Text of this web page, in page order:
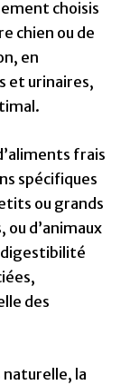
choisis
chien ou de
en
et urinaires,
frais
spécifiques
ou grands
ou d’animaux
digestibilité
des
la